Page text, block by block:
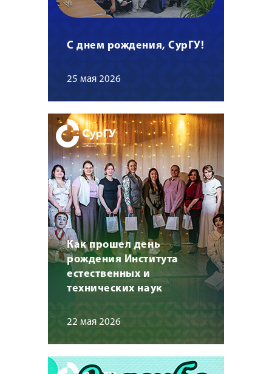
С днем рождения, СурГУ!
25 мая 2026
Как прошел день
рождения Института
естественных и
технических наук
22 мая 2026